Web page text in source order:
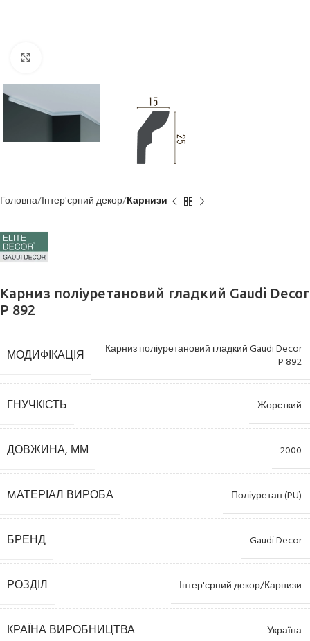
Головна Інтер'єрний декор Карнизи
Карниз поліуретановий гладкий Gaudi Decor
P 892
МОДИФІКАЦІЯ
Карниз поліуретановий гладкий Gaudi Decor
P 892
ГНУЧКІСТЬ Жорсткий
ДОВЖИНА, ММ 2000
MАТЕРІАЛ ВИРОБА Поліуретан (PU)
БРЕНД Gaudi Decor
РОЗДІЛ Інтер'єрний декор/Карнизи
КРАЇНА ВИРОБНИЦТВА Україна